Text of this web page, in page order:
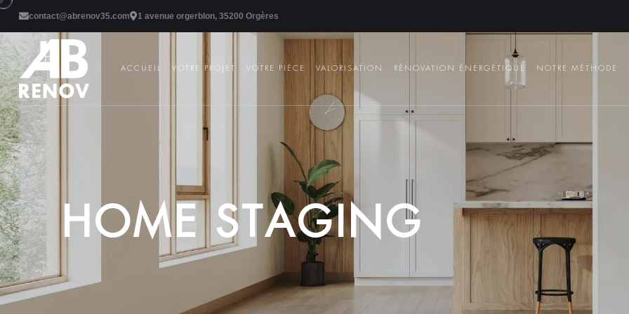
contact@abrenov35.com 1 avenue orgerblon, 35200 Orgères
ACCUEIL VOTRE PROJET VOTRE PIÈCE VALORISATION RÉNOVATION ÉNERGÉTIQUE NOTRE MÉTHODE
HOME STAGING